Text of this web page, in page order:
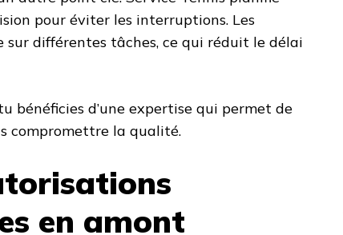
pour éviter les interruptions. Les
différentes tâches, ce qui réduit le délai
bénéficies d’une expertise qui permet de
compromettre la qualité.
en amont